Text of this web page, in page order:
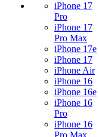
iPhone 17
Pro
iPhone 17
Pro Max
iPhone 17e
iPhone 17
iPhone Air
iPhone 16
iPhone 16e
iPhone 16
Pro
iPhone 16
Pro Max